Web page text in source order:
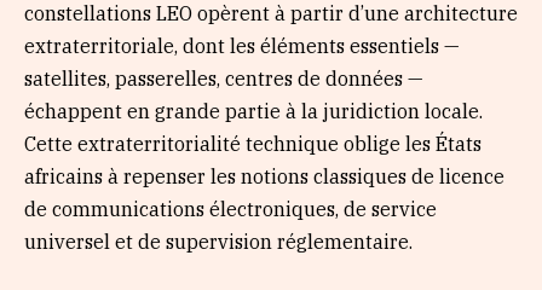
constellations LEO opèrent à partir d’une architecture
extraterritoriale, dont les éléments essentiels —
satellites, passerelles, centres de données —
échappent en grande partie à la juridiction locale.
Cette extraterritorialité technique oblige les États
africains à repenser les notions classiques de licence
de communications électroniques, de service
universel et de supervision réglementaire.